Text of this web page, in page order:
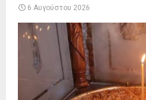
6 Αυγούστου 2026